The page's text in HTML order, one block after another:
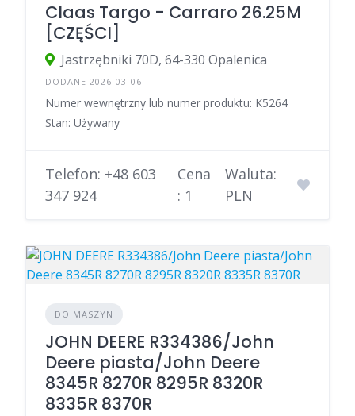
Claas Targo - Carraro 26.25M
[CZĘŚCI]
Jastrzębniki 70D, 64-330 Opalenica
DODANE 2026-03-06
Numer wewnętrzny lub numer produktu: K5264
Stan: Używany
Telefon: +48 603
347 924
Cena
: 1
Waluta:
PLN
DO MASZYN
JOHN DEERE R334386/John
Deere piasta/John Deere
8345R 8270R 8295R 8320R
8335R 8370R